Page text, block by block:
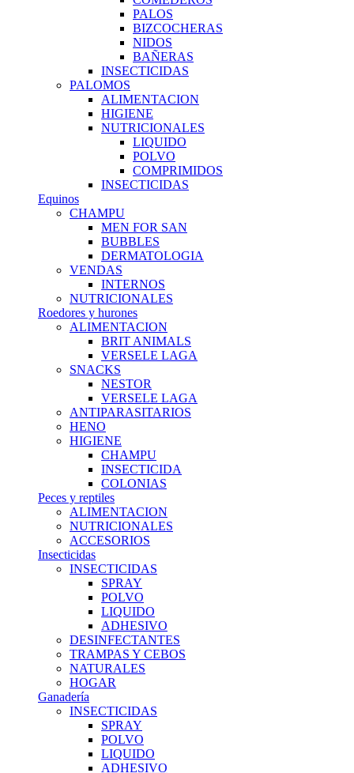
PALOS
BIZCOCHERAS
NIDOS
BAÑERAS
INSECTICIDAS
PALOMOS
ALIMENTACION
HIGIENE
NUTRICIONALES
LIQUIDO
POLVO
COMPRIMIDOS
INSECTICIDAS
Equinos
CHAMPU
MEN FOR SAN
BUBBLES
DERMATOLOGIA
VENDAS
INTERNOS
NUTRICIONALES
Roedores y hurones
ALIMENTACION
BRIT ANIMALS
VERSELE LAGA
SNACKS
NESTOR
VERSELE LAGA
ANTIPARASITARIOS
HENO
HIGIENE
CHAMPU
INSECTICIDA
COLONIAS
Peces y reptiles
ALIMENTACION
NUTRICIONALES
ACCESORIOS
Insecticidas
INSECTICIDAS
SPRAY
POLVO
LIQUIDO
ADHESIVO
DESINFECTANTES
TRAMPAS Y CEBOS
NATURALES
HOGAR
Ganadería
INSECTICIDAS
SPRAY
POLVO
LIQUIDO
ADHESIVO